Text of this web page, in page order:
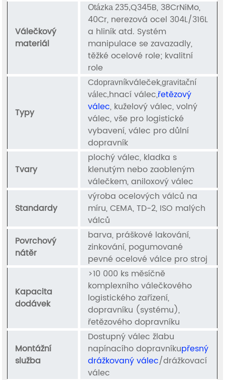
Válečkový
materiál
Otázka 235,Q345B, 38CrNiMo,
40Cr, nerezová ocel 304L/316L
a hliník atd. Systém
manipulace se zavazadly,
těžké ocelové role; kvalitní
role
Typy
Cdopravníkváleček,gravitační
válec,hnací válec,řetězový
válec, kuželový válec, volný
válec, vše pro logistické
vybavení, válec pro důlní
dopravník
Tvary
plochý válec, kladka s
klenutým nebo zaobleným
válečkem, aniloxový válec
Standardy
výroba ocelových válců na
míru, CEMA, TD-2, ISO malých
válců
Povrchový
nátěr
barva, práškové lakování,
zinkování, pogumované
pevné ocelové válce pro stroj
Kapacita
dodávek
>10 000 ks měsíčně
komplexního válečkového
logistického zařízení,
dopravníku (systému),
řetězového dopravníku
Montážní
služba
Dostupný válec žlabu
napínacího dopravníkupřesný
drážkovaný válec/drážkovací
válec